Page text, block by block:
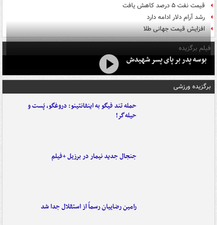
قیمت نفت ۵ درصد کاهش یافت
رشد آرام دلار ادامه دارد
افزایش قیمت جهانی طلا
فیلم برگزیده
بوسه‌ پدر بر پای پسر شهیدش
برگزیده ورزشی
حمله تند فیگو به اینفانتینو: دروغگو، پَست‌ و
حیله‌گر!
جنجال جدید نیمار در برزیل +فیلم
رامین رضاییان رسماً از استقلال جدا شد